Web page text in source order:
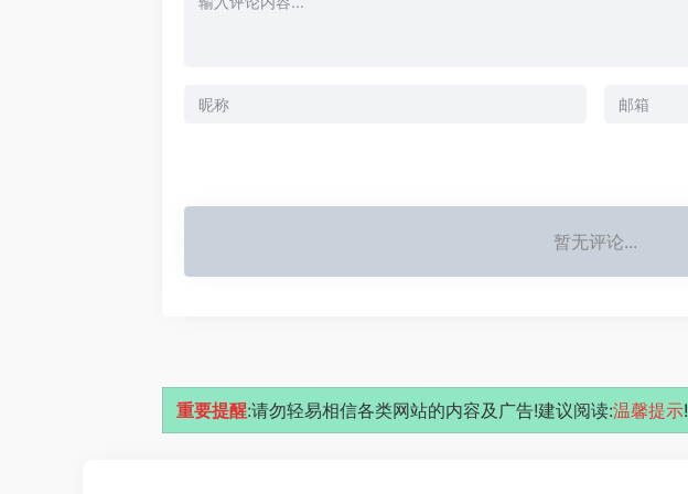
暂无评论...
重要提醒:请勿轻易相信各类网站的内容及广告!建议阅读:温馨提示!